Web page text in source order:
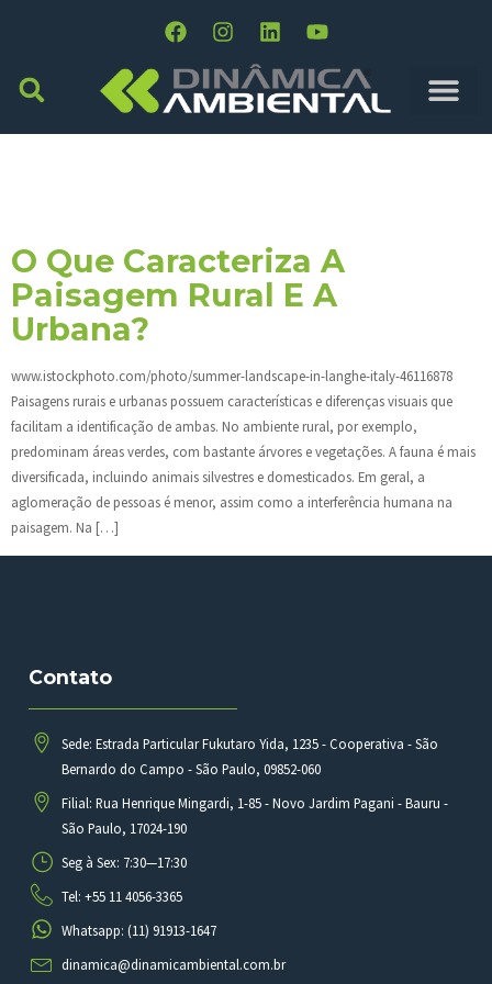
O Que Caracteriza A
Paisagem Rural E A
Urbana?
www.istockphoto.com/photo/summer-landscape-in-langhe-italy-46116878
Paisagens rurais e urbanas possuem características e diferenças visuais que
facilitam a identificação de ambas. No ambiente rural, por exemplo,
predominam áreas verdes, com bastante árvores e vegetações. A fauna é mais
diversificada, incluindo animais silvestres e domesticados. Em geral, a
aglomeração de pessoas é menor, assim como a interferência humana na
paisagem. Na […]
Contato
Sede: Estrada Particular Fukutaro Yida, 1235 - Cooperativa - São
Bernardo do Campo - São Paulo, 09852-060
Filial: Rua Henrique Mingardi, 1-85 - Novo Jardim Pagani - Bauru -
São Paulo, 17024-190
Seg à Sex: 7:30—17:30
Tel: +55 11 4056-3365
Whatsapp: (11) 91913-1647
dinamica@dinamicambiental.com.br